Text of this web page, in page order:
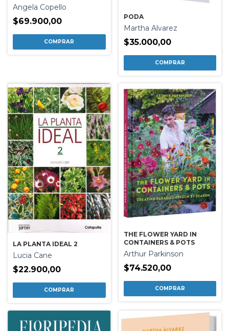
Angela Copello
$69.900,00 PODA
Martha Alvarez
$35.000,00
LA PLANTA IDEAL 2
Lucia Cane
$22.900,00
THE FLOWER YARD IN
CONTAINERS & POTS
Arthur Parkinson
$74.520,00